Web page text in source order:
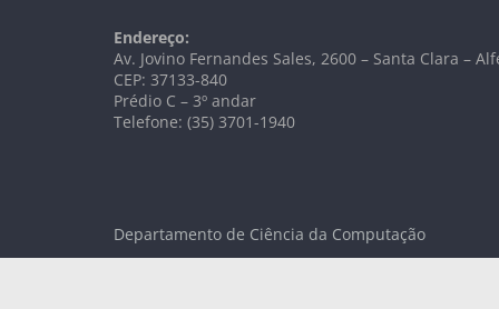
Endereço:
Av. Jovino Fernandes Sales, 2600 – Santa Clara –
CEP: 37133-840
Prédio C – 3º andar
Telefone: (35) 3701-1940
Departamento de Ciência da Computação